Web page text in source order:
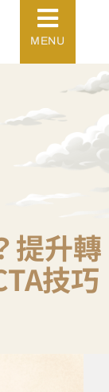
MENU
提升轉
技巧